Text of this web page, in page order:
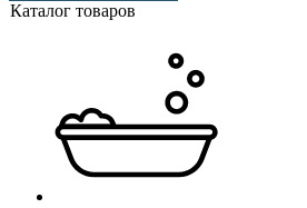
Каталог товаров